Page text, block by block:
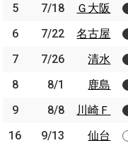
5
7/18 Ｇ大阪
6
7/22 名古屋
7
7/26 清水
8
8/1 鹿島
9
8/8 川崎Ｆ
16
9/13 仙台
5
7/18
Ｇ大阪
6
7/22
名古屋
7
7/26
清水
8
8/1
鹿島
9
8/8
川崎Ｆ
16
9/13
仙台